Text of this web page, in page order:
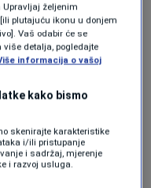
saznali ko je
ovo bi moglo
sliku
koji se bori za goli
o budućnosti KK
partnere da ispune
je na vama red"
Upravljaj željenim
plutajuću ikonu u donjem
Vaš odabir će se
više detalja, pogledajte
informacija o vašoj
kako bismo
skenirajte karakteristike
i/ili pristupanje
i sadržaj, mjerenje
i razvoj usluga.